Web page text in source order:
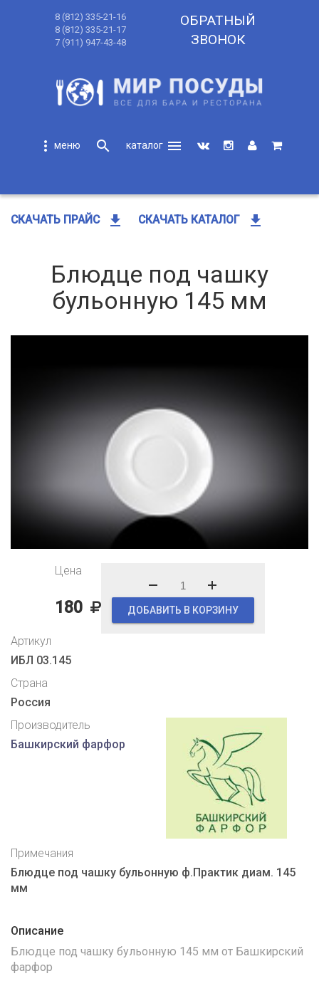
8 (812) 335-21-16
8 (812) 335-21-17
7 (911) 947-43-48
ОБРАТНЫЙ
ЗВОНОК
more_vert search
menu
СКАЧАТЬ ПРАЙС get_app СКАЧАТЬ КАТАЛОГ get_app
Блюдце под чашку
бульонную 145 мм
Цена
180 ДОБАВИТЬ В КОРЗИНУ
Артикул
ИБЛ 03.145
Страна
Россия
Производитель
Башкирский фарфор
Примечания
Блюдце под чашку бульонную ф.Практик диам. 145
мм
Описание
Блюдце под чашку бульонную 145 мм от Башкирский
фарфор